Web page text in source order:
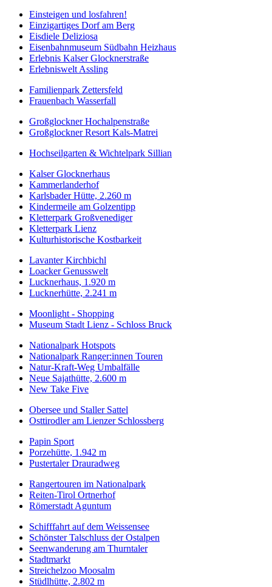
Einsteigen und losfahren!
Einzigartiges Dorf am Berg
Eisdiele Deliziosa
Eisenbahnmuseum Südbahn Heizhaus
Erlebnis Kalser Glocknerstraße
Erlebniswelt Assling
Familienpark Zettersfeld
Frauenbach Wasserfall
Großglockner Hochalpenstraße
Großglockner Resort Kals-Matrei
Hochseilgarten & Wichtelpark Sillian
Kalser Glocknerhaus
Kammerlanderhof
Karlsbader Hütte, 2.260 m
Kindermeile am Golzentipp
Kletterpark Großvenediger
Kletterpark Lienz
Kulturhistorische Kostbarkeit
Lavanter Kirchbichl
Loacker Genusswelt
Lucknerhaus, 1.920 m
Lucknerhütte, 2.241 m
Moonlight - Shopping
Museum Stadt Lienz - Schloss Bruck
Nationalpark Hotspots
Nationalpark Ranger:innen Touren
Natur-Kraft-Weg Umbalfälle
Neue Sajathütte, 2.600 m
New Take Five
Obersee und Staller Sattel
Osttirodler am Lienzer Schlossberg
Papin Sport
Porzehütte, 1.942 m
Pustertaler Drauradweg
Rangertouren im Nationalpark
Reiten-Tirol Ortnerhof
Römerstadt Aguntum
Schifffahrt auf dem Weissensee
Schönster Talschluss der Ostalpen
Seenwanderung am Thurntaler
Stadtmarkt
Streichelzoo Moosalm
Stüdlhütte, 2.802 m